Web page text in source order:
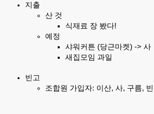
지출
산 것
식재료 장 봤다!
예정
샤워커튼 (당근마켓) -> 사
새집모임 과일
빈고
조합원 가입자: 이산, 사, 구름, 빈